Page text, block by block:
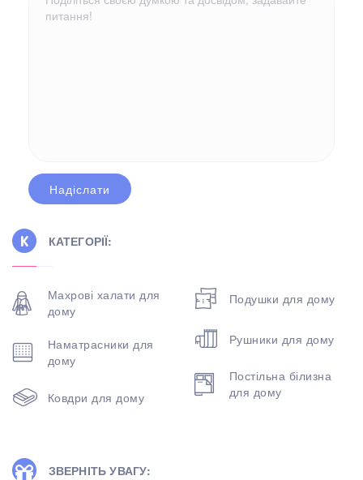
КАТЕГОРІЇ:
Махрові халати для
дому
Наматрасники для
дому
Ковдри для дому
Подушки для дому
Рушники для дому
Постільна білизна
для дому
ЗВЕРНІТЬ УВАГУ: